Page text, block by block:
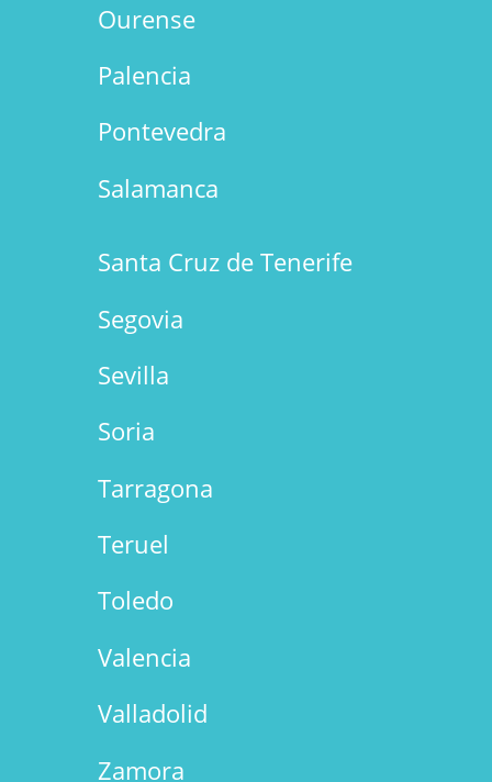
Ourense
Palencia
Pontevedra
Salamanca
Santa Cruz de Tenerife
Segovia
Sevilla
Soria
Tarragona
Teruel
Toledo
Valencia
Valladolid
Zamora